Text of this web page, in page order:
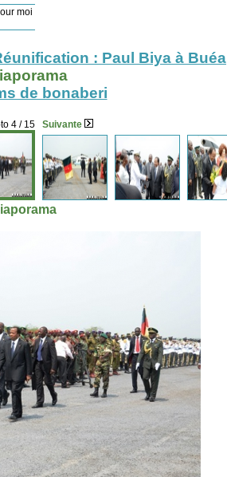
moi
: Paul Biya à Buéa
de bonaberi
4 / 15 Suivante